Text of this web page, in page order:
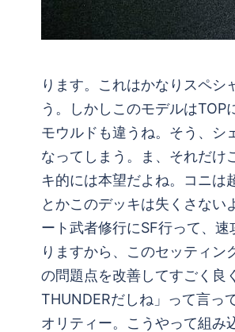
ります。これはかなりスペ
う。しかしこのモデルは
モウルドも違うね。そう、シ
なってしまう。ま、それだけ
キ的には本望だよね。コニは
とかこのデッキは失くさな
ート武者修行にSF行って、
りますから、このセッティ
の問題点を改善してすごく良
THUNDERだしね」って言っ
オリティー。こうやって組み